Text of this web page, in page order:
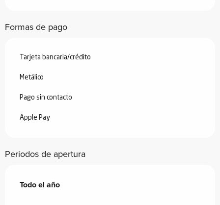
Formas de pago
Tarjeta bancaria/crédito
Metálico
Pago sin contacto
Apple Pay
Periodos de apertura
Todo el año
Todo el año